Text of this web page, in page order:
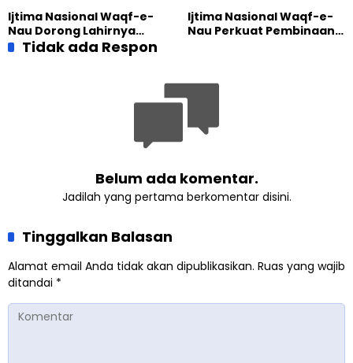
Pengabdian
Dunia
Ijtima Nasional Waqf-e-
Nau Dorong Lahirnya
Generasi Pengkhidmat
Ijtima Nasional Waqf-e-
Nau Perkuat Pembinaan
Tidak ada Respon
Belum ada komentar.
Jadilah yang pertama berkomentar disini.
Tinggalkan Balasan
Alamat email Anda tidak akan dipublikasikan. Ruas yang wajib
ditandai *